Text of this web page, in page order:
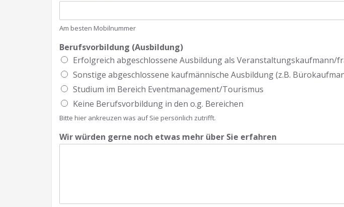
Am besten Mobilnummer
Berufsvorbildung (Ausbildung)
Erfolgreich abgeschlossene Ausbildung als Veranstaltungskaufmann/
Sonstige abgeschlossene kaufmännische Ausbildung (z.B.
Studium im Bereich Eventmanagement/Tourismus
Keine Berufsvorbildung in den o.g. Bereichen
Bitte hier ankreuzen was auf Sie persönlich zutrifft.
Wir würden gerne noch etwas mehr über Sie erfahren